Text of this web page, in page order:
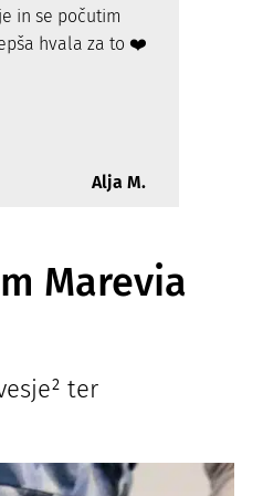
in se počutim
hvala za to ❤️
Alja M.
Marevia
ter